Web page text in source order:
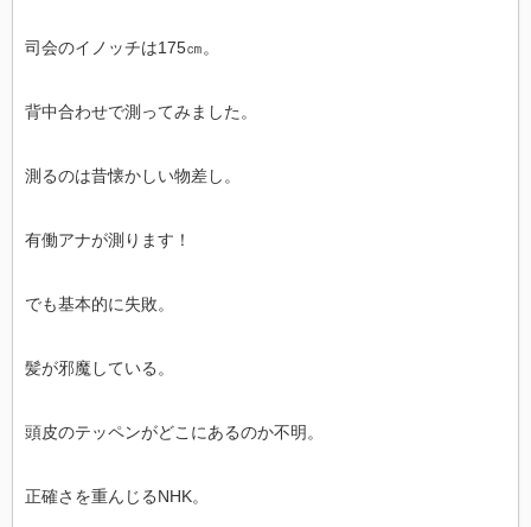
司会のイノッチは175㎝。
背中合わせで測ってみました。
測るのは昔懐かしい物差し。
有働アナが測ります！
でも基本的に失敗。
髪が邪魔している。
頭皮のテッペンがどこにあるのか不明。
正確さを重んじるNHK。